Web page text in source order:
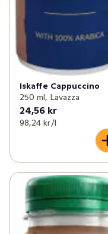
Iskaffe Cappuccino
250 ml, Lavazza
24,56 kr
98,24 kr /l